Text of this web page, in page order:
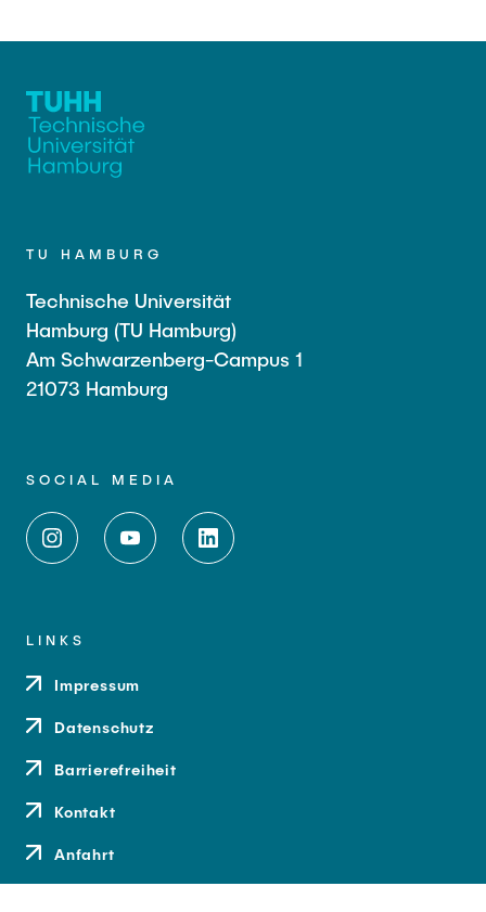
TU HAMBURG
Technische Universität
Hamburg (TU Hamburg)
Am Schwarzenberg-Campus 1
21073 Hamburg
SOCIAL MEDIA
LINKS
Impressum
Datenschutz
Barrierefreiheit
Kontakt
Anfahrt